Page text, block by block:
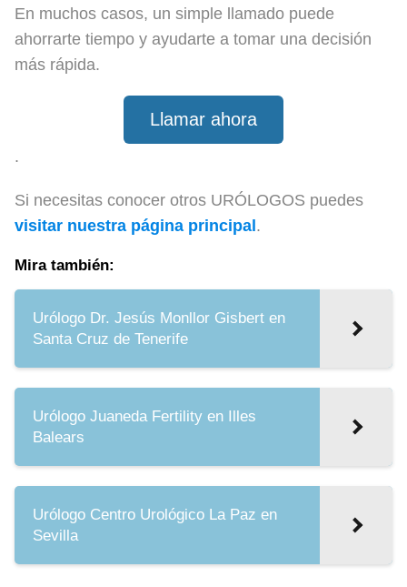
En muchos casos, un simple llamado puede
ahorrarte tiempo y ayudarte a tomar una decisión
más rápida.
Llamar ahora
.
Si necesitas conocer otros URÓLOGOS puedes
visitar nuestra página principal .
Mira también:
Urólogo Dr. Jesús Monllor Gisbert en
Santa Cruz de Tenerife
Urólogo Juaneda Fertility en Illes
Balears
Urólogo Centro Urológico La Paz en
Sevilla